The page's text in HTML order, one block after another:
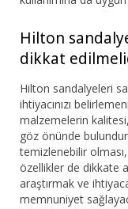
Hilton
dikkat
Hilton sandalyeleri
ihtiyacınızı
malzemelerin kalitesi,
göz önünde
temizlenebilir
özellikler de dikkate
araştırmak ve
memnuniyet